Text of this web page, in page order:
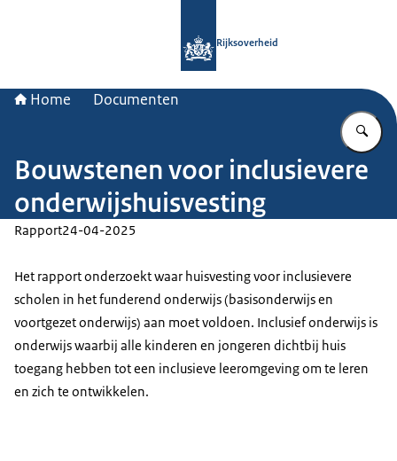
Rijksoverheid
Home Documenten
Bouwstenen voor inclusievere
onderwijshuisvesting
Rapport24-04-2025
Het rapport onderzoekt waar huisvesting voor inclusievere
scholen in het funderend onderwijs (basisonderwijs en
voortgezet onderwijs) aan moet voldoen. Inclusief onderwijs is
onderwijs waarbij alle kinderen en jongeren dichtbij huis
toegang hebben tot een inclusieve leeromgeving om te leren
en zich te ontwikkelen.